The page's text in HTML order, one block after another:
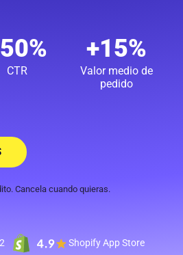
CTR
+15%
Valor medio de
pedido
Cancela cuando quieras.
Shopify App Store